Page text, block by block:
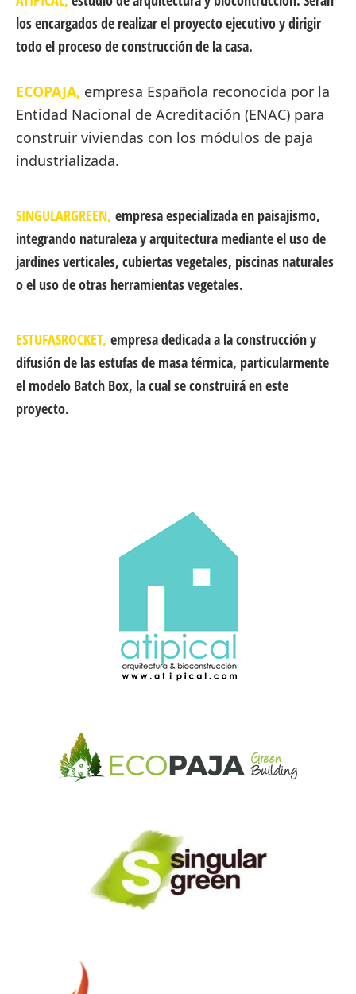
los encargados de realizar el proyecto ejecutivo y dirigir
todo el proceso de construcción de la casa.
ECOPAJA, empresa Española reconocida por la
Entidad Nacional de Acreditación (ENAC) para
construir viviendas con los módulos de paja
industrializada.
SINGULARGREEN, empresa especializada en paisajismo,
integrando naturaleza y arquitectura mediante el uso de
jardines verticales, cubiertas vegetales, piscinas naturales
o el uso de otras herramientas vegetales.
ESTUFASROCKET, empresa dedicada a la construcción y
difusión de las estufas de masa térmica, particularmente
el modelo Batch Box, la cual se construirá en este
proyecto.